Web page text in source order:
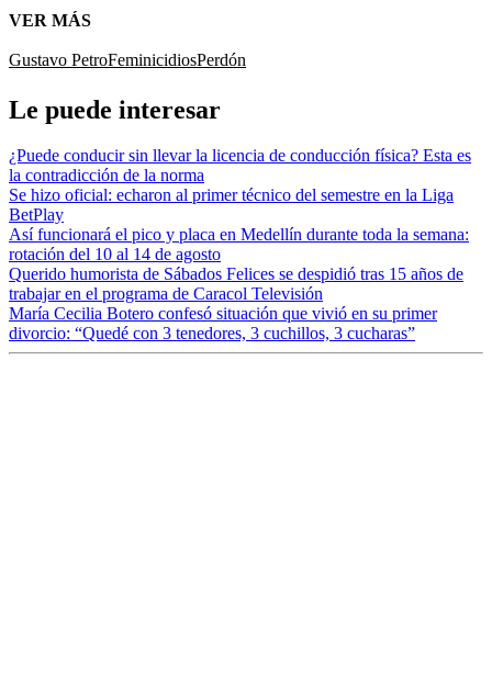
VER MÁS
Gustavo PetroFeminicidiosPerdón
Le puede interesar
¿Puede conducir sin llevar la licencia de conducción física? Esta es
la contradicción de la norma
Se hizo oficial: echaron al primer técnico del semestre en la Liga
BetPlay
Así funcionará el pico y placa en Medellín durante toda la semana:
rotación del 10 al 14 de agosto
Querido humorista de Sábados Felices se despidió tras 15 años de
trabajar en el programa de Caracol Televisión
María Cecilia Botero confesó situación que vivió en su primer
divorcio: “Quedé con 3 tenedores, 3 cuchillos, 3 cucharas”